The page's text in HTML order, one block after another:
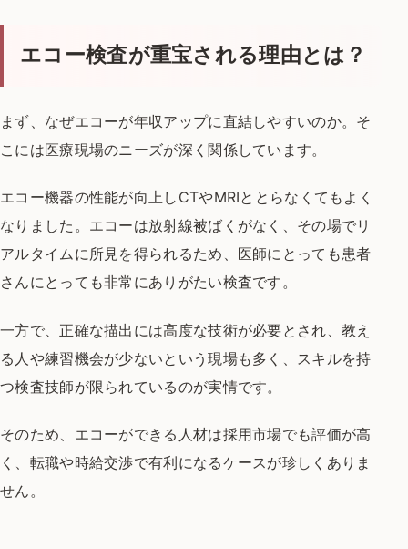
エコー検査が重宝される理由とは？
まず、なぜエコーが年収アップに直結しやすいのか。 そ
こには医療現場のニーズが深く関係しています。
エコー機器の性能が向上しCTやMRIととらなくてもよく
なりました。 エコーは放射線被ばくがなく、 その場でリ
アルタイムに所見を得られるため、 医師にとっても患者
さんにとっても非常にありがたい検査です。
一方で、正確な描出には高度な技術が必要とされ、 教え
る人や練習機会が少ないという現場も多く、 スキルを持
つ検査技師が限られているのが実情です。
そのため、エコーができる人材は採用市場でも評価が高
く、 転職や時給交渉で有利になるケースが珍しくありま
せん。